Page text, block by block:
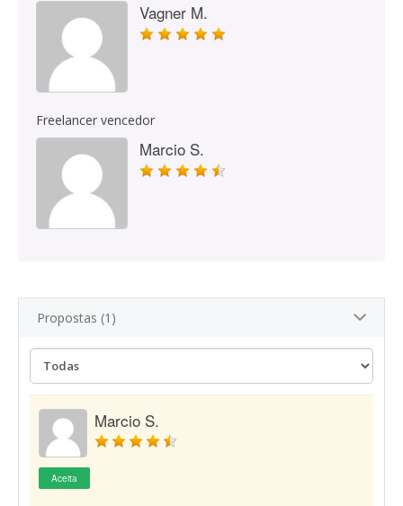
Vagner M.
Freelancer vencedor
Marcio S.
Propostas (1)
Marcio S.
Aceita